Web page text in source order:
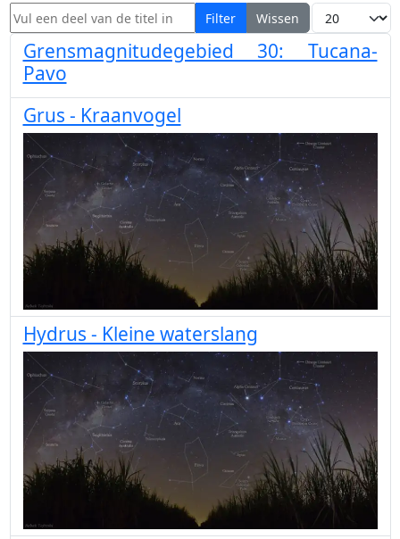
Vul een deel van de titel in Filter Wissen Toon #
Grensmagnitudegebied 30: Tucana-
Pavo
Grus - Kraanvogel
Hydrus - Kleine waterslang